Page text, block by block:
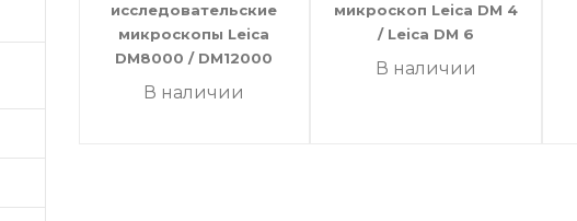
исследовательские
микроскопы Leica
DM8000 / DM12000
В наличии
микроскоп Leica DM 4
/ Leica DM 6
В наличии